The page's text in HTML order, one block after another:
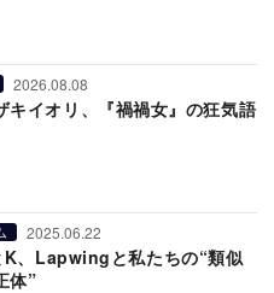
2026.08.08
キイオリ、『禍禍女』の狂気語
2025.06.22
、Lapwingと私たちの“類似
体”